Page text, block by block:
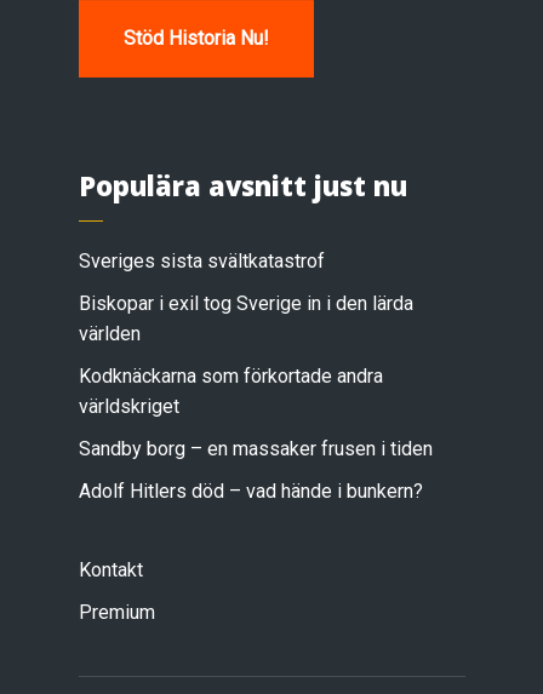
Stöd Historia Nu!
Populära avsnitt just nu
Sveriges sista svältkatastrof
Biskopar i exil tog Sverige in i den lärda
världen
Kodknäckarna som förkortade andra
världskriget
Sandby borg – en massaker frusen i tiden
Adolf Hitlers död – vad hände i bunkern?
Kontakt
Premium